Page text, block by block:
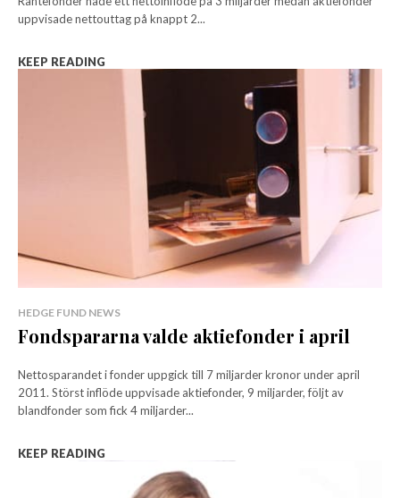
uppvisade nettouttag på knappt 2...
KEEP READING
HEDGE FUND NEWS
Fondspararna valde aktiefonder i april
Nettosparandet i fonder uppgick till 7 miljarder kronor under april
2011. Störst inflöde uppvisade aktiefonder, 9 miljarder, följt av
blandfonder som fick 4 miljarder...
KEEP READING